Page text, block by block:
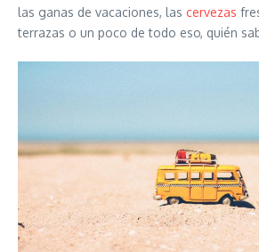
las ganas de vacaciones, las cervezas
terrazas o un poco de todo eso, quién